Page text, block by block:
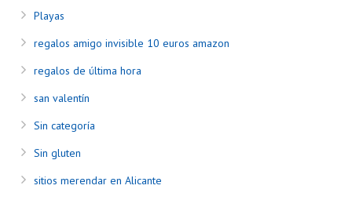
Playas
regalos amigo invisible 10 euros amazon
regalos de última hora
san valentín
Sin categoría
Sin gluten
sitios merendar en Alicante